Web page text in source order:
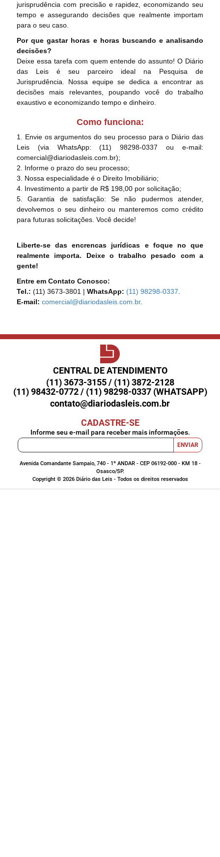
jurisprudência com precisão e rapidez, economizando seu
tempo e assegurando decisões que realmente importam
para o seu caso.
Por que gastar horas e horas buscando e analisando
decisões?
Deixe essa tarefa com quem entende do assunto! O Diário
das Leis é seu parceiro ideal na Pesquisa de
Jurisprudência. Nossa equipe se dedica a encontrar as
decisões mais relevantes, poupando você do trabalho
exaustivo e economizando tempo e dinheiro.
Como funciona:
1. Envie os argumentos do seu processo para o Diário das
Leis (via WhatsApp: (11) 98298-0337 ou e-mail:
comercial@diariodasleis.com.br);
2. Informe o prazo do seu processo;
3. Nossa especialidade é o Direito Imobiliário;
4. Investimento a partir de R$ 198,00 por solicitação;
5. Garantia de satisfação: Se não pudermos atender,
devolvemos o seu dinheiro ou manteremos como crédito
para futuras solicitações. Você decide!
Liberte-se das encrencas jurídicas e foque no que
realmente importa. Deixe o trabalho pesado com a
gente!
Entre em Contato Conosco:
Tel.: (11) 3673-3801 | WhatsApp: (11) 98298-0337.
E-mail: comercial@diariodasleis.com.br.
CENTRAL DE ATENDIMENTO
(11) 3673-3155 / (11) 3872-2128
(11) 98432-0772 / (11) 98298-0337 (WHATSAPP)
contato@diariodasleis.com.br
CADASTRE-SE
Informe seu e-mail para receber mais informações.
ENVIAR
Avenida Comandante Sampaio, 740 - 1º ANDAR - CEP 06192-000 - KM 18 -
Osasco/SP.
Copyright © 2026 Diário das Leis - Todos os direitos reservados